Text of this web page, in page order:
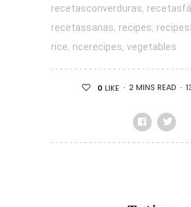
recetasconverduras,
recetassanas, recipes,
rice, ricerecipes, vegetables
0 LIKE 2 MINS READ